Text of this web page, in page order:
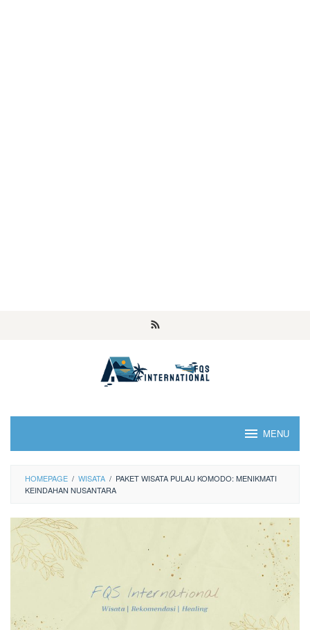
MENU
HOMEPAGE / WISATA / PAKET WISATA PULAU KOMODO: MENIKMATI
KEINDAHAN NUSANTARA